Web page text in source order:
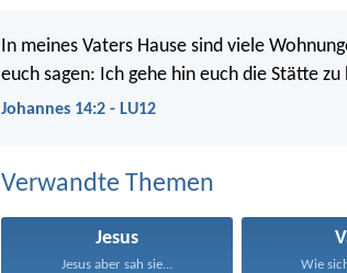
In meines Vaters Hause sind viele
euch sagen: Ich gehe hin euch die Stätte
Johannes 14:2 - LU12
Verwandte Themen
Jesus
Jesus aber sah sie... Wie